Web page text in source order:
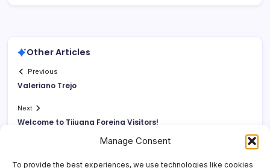
Manage Consent
To provide the best experiences, we use technologies like cookies
Other Articles
Previous
Valeriano Trejo
Next
Welcome to Tijuana Foreing Visitors!